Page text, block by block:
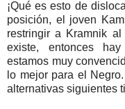
¡Qué es esto de
posición, el joven
restringir a Kramnik
existe, entonces
estamos muy
lo mejor para el
alternativas siguientes